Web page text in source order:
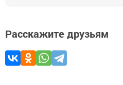
Расскажите друзьям